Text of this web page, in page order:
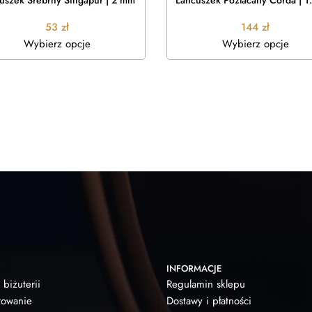
53 zł
Wybierz opcje
144 zł
Wybierz opcje
biżuterii
INFORMACJE
Regulamin sklepu
Dostawy i płatności